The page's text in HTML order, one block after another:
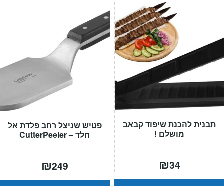
פטיש שניצל רחב פלדת אל
חלד – CutterPeeler
₪249
תבנית להכנת שיפוד קבאב
מושלם !
₪34